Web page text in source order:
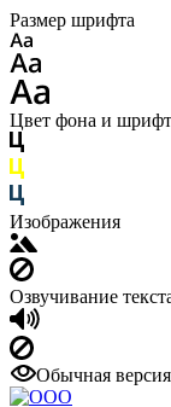
Размер шрифта
Цвет фона и
Изображения
Озвучивание
Обычная версия